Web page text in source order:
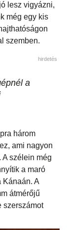
lesz vigyázni,
még egy kis
szemben.
hirdetés
a
három
ami nagyon
szélein még
a maró
Kánaán. A
átmérőjű
szerszámot